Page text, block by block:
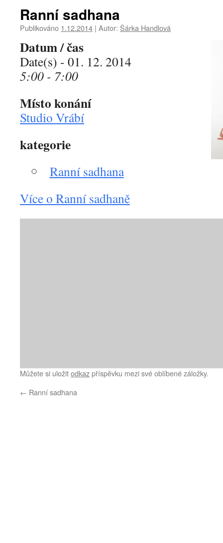
Ranní sadhana
Publikováno 1.12.2014 | Autor: Šárka Handlová
Datum / čas
Date(s) - 01. 12. 2014
5:00 - 7:00
Místo konání
Studio Vrábí
kategorie
Ranní sadhana
Více o Ranní sadhaně
Můžete si uložitodkazpříspěvku mezi své oblíbené záložky.
← Ranní sadhana